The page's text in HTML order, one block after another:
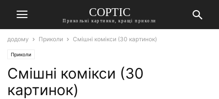
СОРТІС
Прикольні картинки, кращі приколи
додому Приколи Смішні комікси (30 картинок)
Приколи
Смішні комікси (30
картинок)